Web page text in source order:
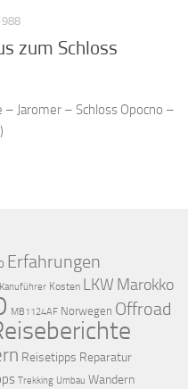
zum Schloss
Jaromer – Schloss Opocno –
Erfahrungen
Kanuführer Kosten LKW Marokko
MB1124AF Norwegen Offroad
Reisetipps Reparatur
Trekking Umbau Wandern